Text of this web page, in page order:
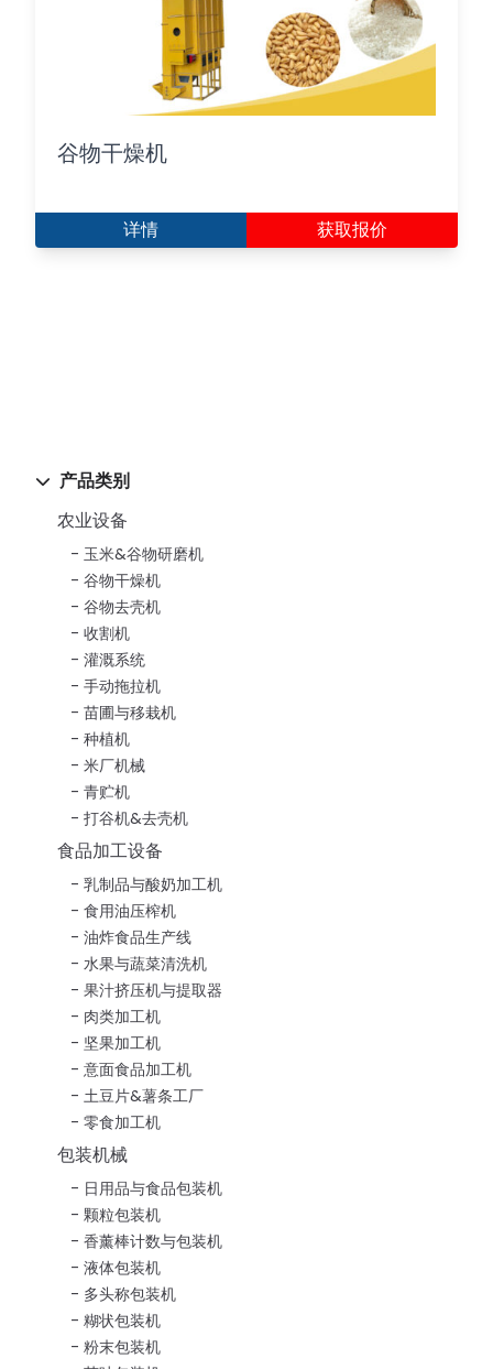
产品类别
农业设备
玉米&谷物研磨机
谷物干燥机
谷物去壳机
收割机
灌溉系统
手动拖拉机
苗圃与移栽机
种植机
米厂机械
青贮机
打谷机&去壳机
食品加工设备
乳制品与酸奶加工机
食用油压榨机
油炸食品生产线
水果与蔬菜清洗机
果汁挤压机与提取器
肉类加工机
坚果加工机
意面食品加工机
土豆片&薯条工厂
零食加工机
包装机械
日用品与食品包装机
颗粒包装机
香薰棒计数与包装机
液体包装机
多头称包装机
糊状包装机
粉末包装机
谷物干燥机
详情 获取报价